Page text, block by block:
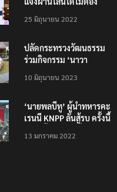
ทั่วไทย ไม่ใช่แค่ในกรุง
25 มิถุนายน 2022
ปลัดกระทรวงวัฒนธรรม
ร่วมกิจกรรม ‘นาวา
ตักบาตรทางน้ำ
10 มิถุนายน 2023
‘นายพลบีทู’ ผู้นำทหารคะ
เรนนี KNPP ลั่นสู้รบ ครั้งนี้
ประชาชนต้องชนะ
13 มกราคม 2022